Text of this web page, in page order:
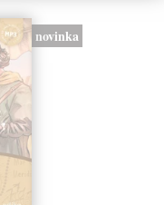
novinka